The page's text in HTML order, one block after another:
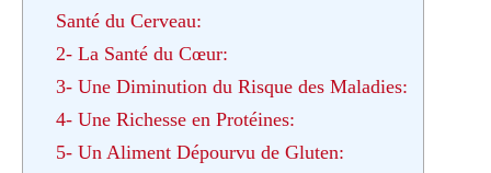
Santé du Cerveau:
2- La Santé du Cœur:
3- Une Diminution du Risque des Maladies:
4- Une Richesse en Protéines:
5- Un Aliment Dépourvu de Gluten: